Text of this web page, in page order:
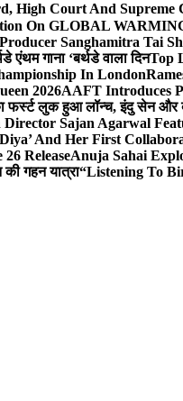
High Court And Supreme
On GLOBAL
Sanghamitra Tai
एंथम गाना ‘बर्थडे वाला दिनTop
In London
2026AAFT Introduces
का फर्स्ट लुक हुआ लॉन्च, इंदु सेन
Director Sajan Agarwal
And Her First
ReleaseAnuja Sahai
गहन यात्रा“Listening To